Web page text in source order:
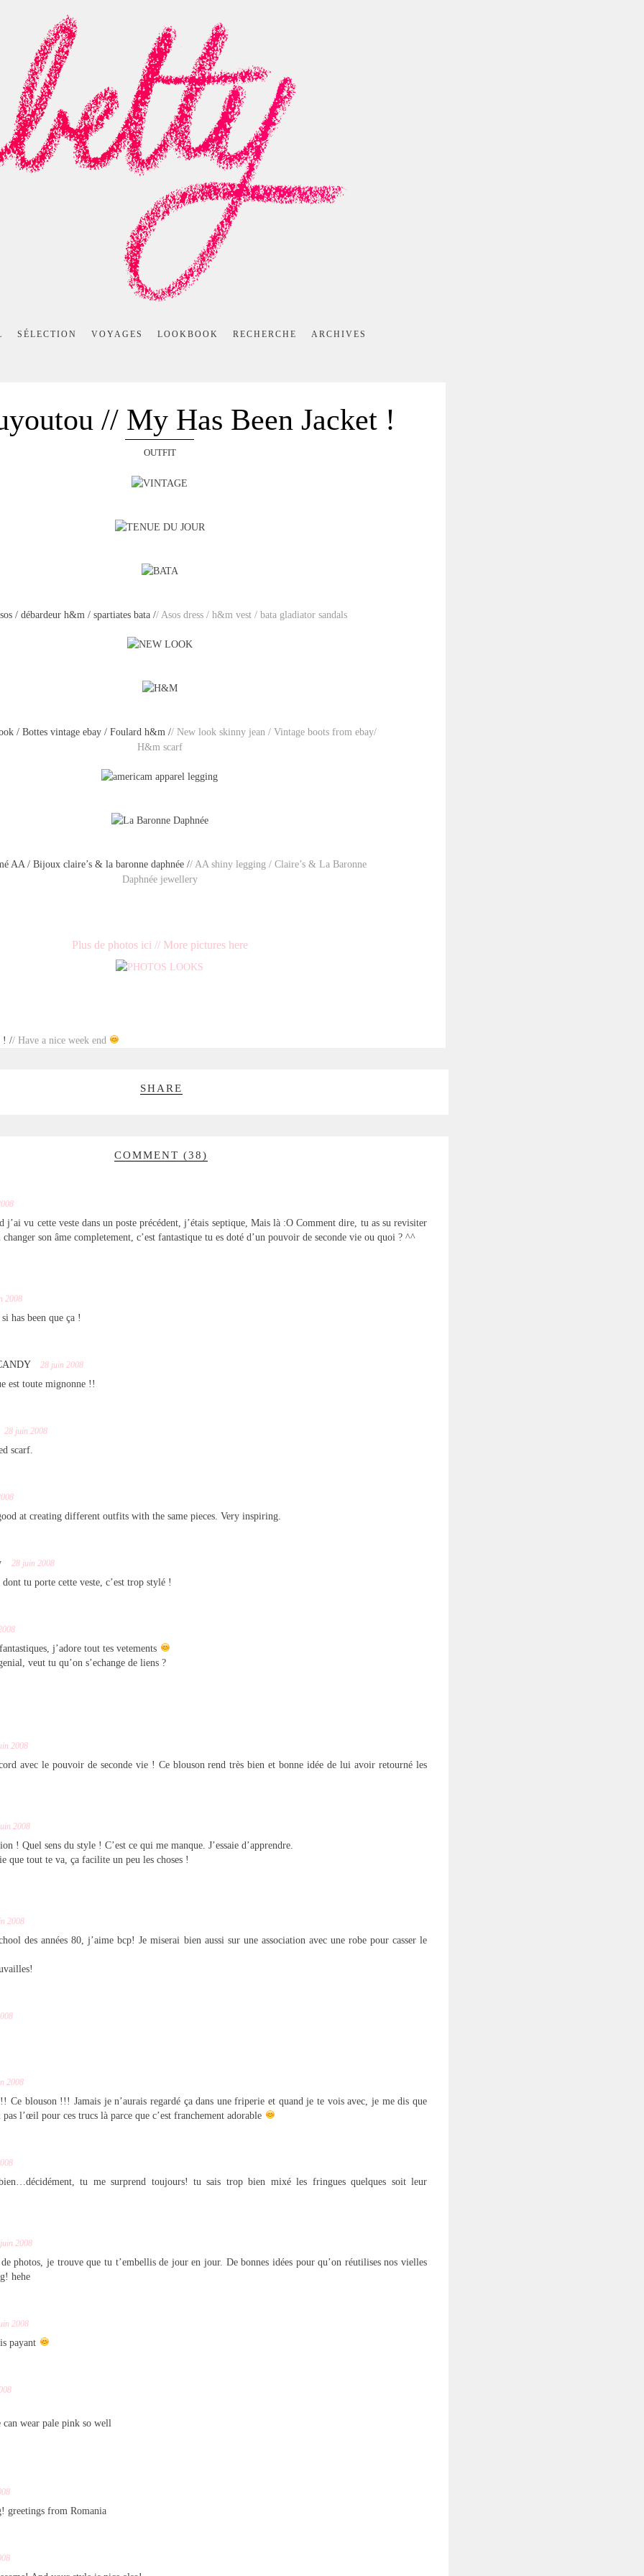
SÉLECTION VOYAGES LOOKBOOK RECHERCHE ARCHIVES
// My Has Been Jacket !
OUTFIT
/ débardeur h&m / spartiates bata // Asos dress / h&m vest / bata gladiator sandals
/ Bottes vintage ebay / Foulard h&m // New look skinny jean / Vintage boots from ebay/
H&m scarf
AA / Bijoux claire’s & la baronne daphnée // AA shiny legging / Claire’s & La Baronne
Daphnée jewellery
Plus de photos ici // More pictures here
! // Have a nice week end
SHARE
COMMENT (38)
j’ai vu cette veste dans un poste précédent, j’étais septique, Mais là :O Comment dire, tu as su revisiter
son âme completement, c’est fantastique tu es doté d’un pouvoir de seconde vie ou quoi ? ^^
2008
has been que ça !
28 juin 2008
est toute mignonne !!
28 juin 2008
scarf.
at creating different outfits with the same pieces. Very inspiring.
28 juin 2008
dont tu porte cette veste, c’est trop stylé !
j’adore tout tes vetements
veut tu qu’on s’echange de liens ?
2008
avec le pouvoir de seconde vie ! Ce blouson rend très bien et bonne idée de lui avoir retourné les
2008
! Quel sens du style ! C’est ce qui me manque. J’essaie d’apprendre.
que tout te va, ça facilite un peu les choses !
2008
des années 80, j’aime bcp! Je miserai bien aussi sur une association avec une robe pour casser le
2008
Ce blouson !!! Jamais je n’aurais regardé ça dans une friperie et quand je te vois avec, je me dis que
pas l’œil pour ces trucs là parce que c’est franchement adorable
tu me surprend toujours! tu sais trop bien mixé les fringues quelques soit leur
2008
photos, je trouve que tu t’embellis de jour en jour. De bonnes idées pour qu’on réutilises nos vielles
hehe
2008
payant
wear pale pink so well
greetings from Romania